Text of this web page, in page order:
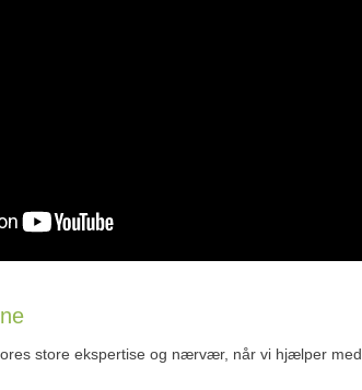
store ekspertise og nærvær, når vi hjælper